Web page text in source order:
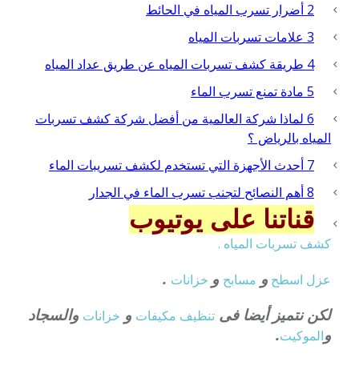
2 أضرار تسرب المياه في الحائط
3 علامات تسربات المياه
4 طريقة كشف تسربات المياه عن طريق عداد المياه
5 مادة تمنع تسرب الماء
6 لماذا شركة العالمية من أفضل شركة كشف تسربات
المياه بالرياض ؟
7 أحدث الأجهزة التي تستخدم لكشف تسريبات الماء
8أهم النصائح لتجنب تسرب الماء في الجدار
قناتنا على يوتيوب
كشف تسربات المياه .
عزل اسطح و مسابح و خزانات .
لكن نتميز أيضا فى تنظيف مكيفات و خزانات والسجاد
والموكيت.